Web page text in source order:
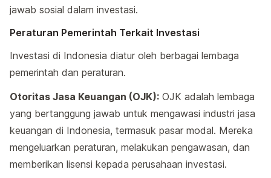
jawab sosial dalam investasi.
Peraturan Pemerintah Terkait Investasi
Investasi di Indonesia diatur oleh berbagai lembaga
pemerintah dan peraturan.
Otoritas Jasa Keuangan (OJK): OJK adalah lembaga
yang bertanggung jawab untuk mengawasi industri jasa
keuangan di Indonesia, termasuk pasar modal. Mereka
mengeluarkan peraturan, melakukan pengawasan, dan
memberikan lisensi kepada perusahaan investasi.